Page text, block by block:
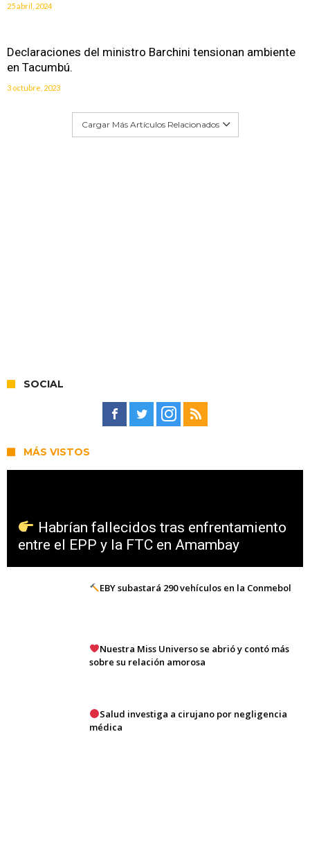
25 abril, 2024
Declaraciones del ministro Barchini tensionan ambiente
en Tacumbú.
3 octubre, 2023
Cargar Más Artículos Relacionados
SOCIAL
MÁS VISTOS
Habrían fallecidos tras enfrentamiento
entre el EPP y la FTC en Amambay
EBY subastará 290 vehículos en la Conmebol
Nuestra Miss Universo se abrió y contó más
sobre su relación amorosa
Salud investiga a cirujano por negligencia
médica